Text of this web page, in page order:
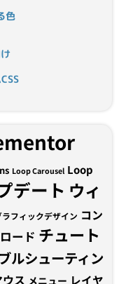
色
Loop Carousel Loop
デート ウィ
ラフィックデザイン コン
ード チュート
ルシューティン
ウス メニュー レイヤ